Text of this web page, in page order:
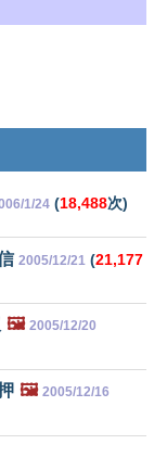
1/24 (18,488次)
2005/12/21 (21,177
🖼️ 2005/12/20
🖼️ 2005/12/16